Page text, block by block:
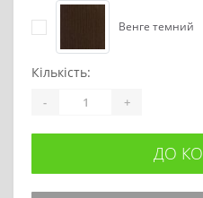
Венге темний
Кількість:
- +
ДО